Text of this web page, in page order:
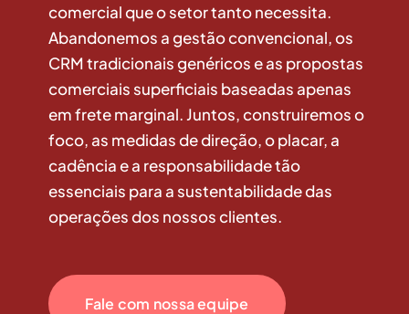
comercial que o setor tanto necessita.
Abandonemos a gestão convencional, os
CRM tradicionais genéricos e as propostas
comerciais superficiais baseadas apenas
em frete marginal. Juntos, construiremos o
foco, as medidas de direção, o placar, a
cadência e a responsabilidade tão
essenciais para a sustentabilidade das
operações dos nossos clientes.
Fale com nossa equipe